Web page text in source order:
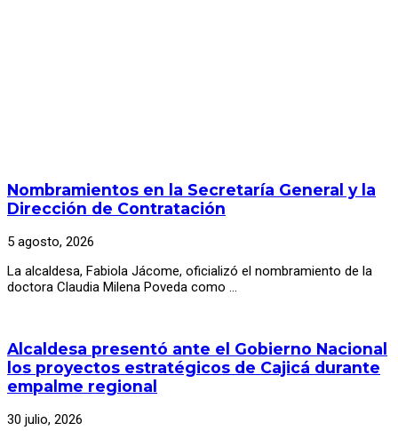
Nombramientos en la Secretaría General y la
Dirección de Contratación
5 agosto, 2026
La alcaldesa, Fabiola Jácome, oficializó el nombramiento de la
doctora Claudia Milena Poveda como …
Alcaldesa presentó ante el Gobierno Nacional
los proyectos estratégicos de Cajicá durante
empalme regional
30 julio, 2026